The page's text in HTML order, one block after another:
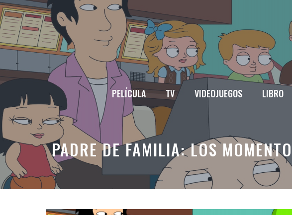
Saltar
al
contenido
PELÍCULA TV VIDEOJUEGOS LIBRO
PADRE DE FAMILIA: LOS